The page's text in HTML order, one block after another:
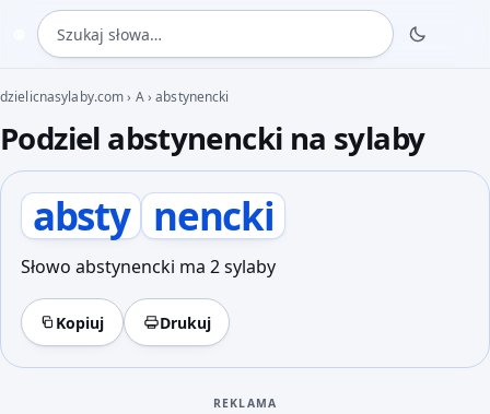
Szukaj słowa
dzielicnasylaby.com› A›abstynencki
Podziel abstynencki na sylaby
absty nencki
Słowo abstynencki ma 2 sylaby
Kopiuj Drukuj
REKLAMA